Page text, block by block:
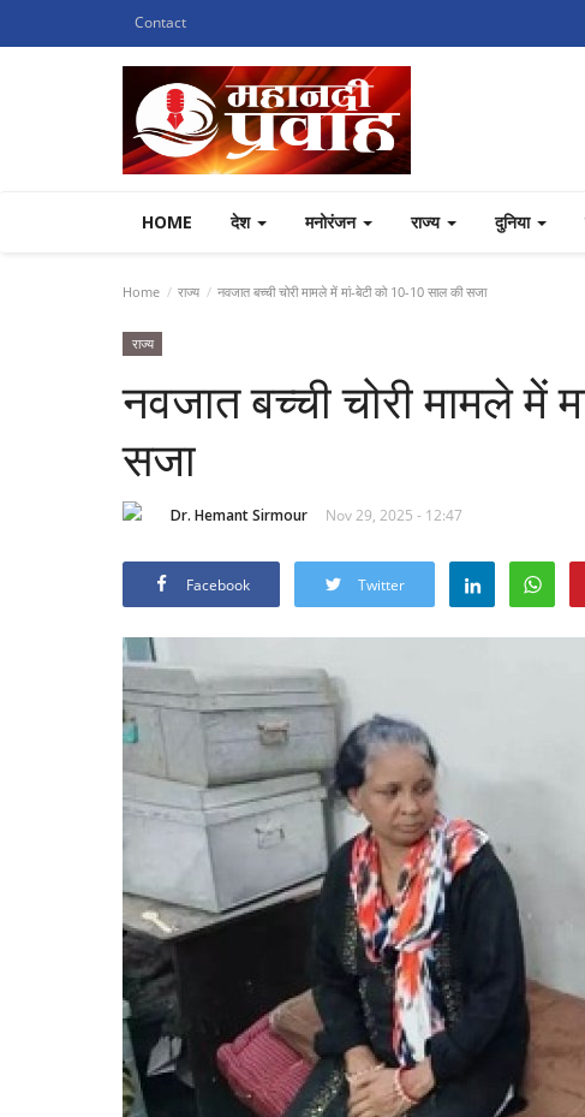
Contact
HOME देश मनोरंजन राज्य दुनिया
Home राज्य नवजात बच्ची चोरी मामले में मां-बेटी को 10-10 साल की सजा
राज्य
नवजात बच्ची चोरी मामले में
सजा
Dr. Hemant Sirmour Nov 29, 2025 - 12:47
Facebook Twitter